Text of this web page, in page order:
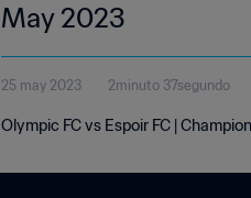
May 2023
25 may 2023 2minuto 37segundo
Olympic FC vs Espoir FC |